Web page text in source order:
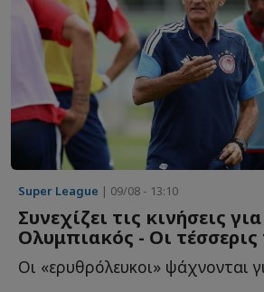
Super League | 09/08 - 13:10
Συνεχίζει τις κινήσεις
Ολυμπιακός - Οι